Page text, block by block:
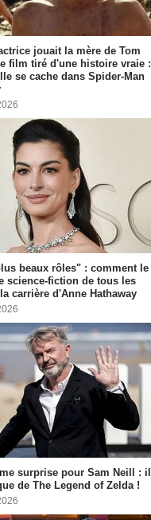
jouait la mère de Tom
film tiré d'une histoire vraie :
se cache dans Spider-Man
beaux rôles" : comment le
science-fiction de tous les
carrière d'Anne Hathaway
surprise pour Sam Neill : il
de The Legend of Zelda !